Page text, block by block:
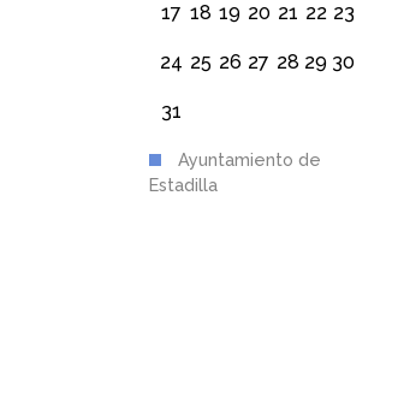
17 18 19 20 21 22 23
24 25 26 27 28 29 30
31
Ayuntamiento de
Estadilla